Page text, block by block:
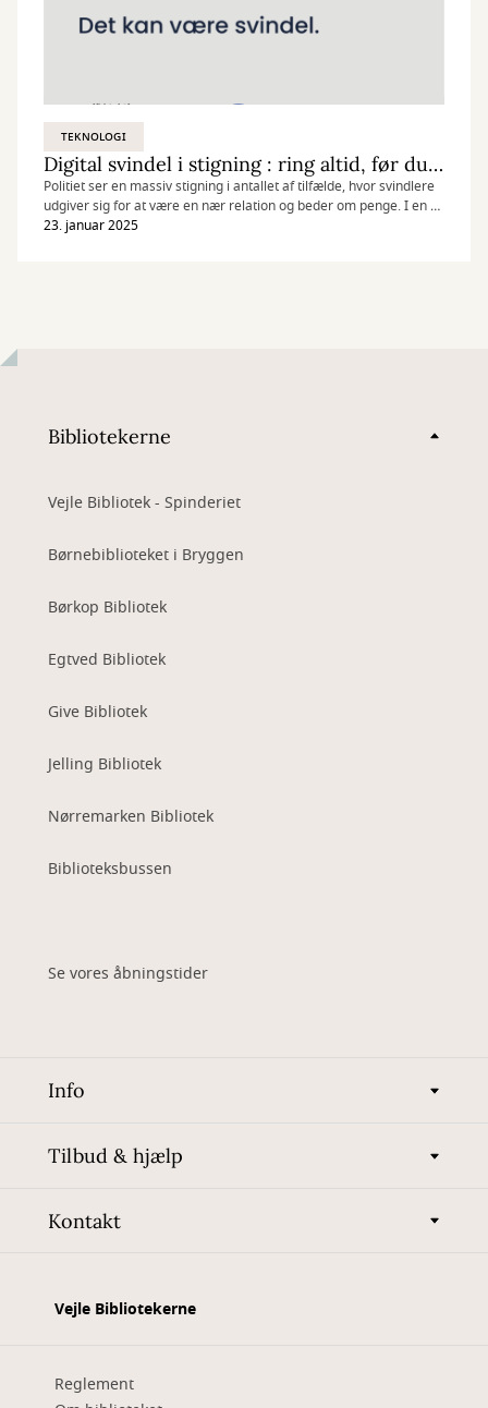
TEKNOLOGI
Digital svindel i stigning : ring altid, før du overfører penge
Politiet ser en massiv stigning i antallet af tilfælde, hvor svindlere
udgiver sig for at være en nær relation og beder om penge. I en ny
kampagne advarer politiet derfor sammen med Ministeriet for
23. januar 2025
Bibliotekerne
Vejle Bibliotek - Spinderiet
Børnebiblioteket i Bryggen
Børkop Bibliotek
Egtved Bibliotek
Give Bibliotek
Jelling Bibliotek
Nørremarken Bibliotek
Biblioteksbussen
Se vores åbningstider
Info
Tilbud & hjælp
Kontakt
Vejle Bibliotekerne
Reglement